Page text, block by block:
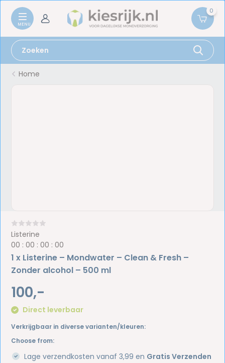
0
Home
Listerine
00 :00 :00 :00
1 x Listerine – Mondwater – Clean & Fresh –
Zonder alcohol – 500 ml
100,-
Direct leverbaar
Verkrijgbaar in diverse varianten/kleuren:
Choose from:
Lage verzendkosten vanaf 3,99 en Gratis Verzenden